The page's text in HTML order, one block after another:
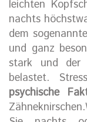
leichten
nachts
dem
und ganz
stark und der
belastet.
psychische